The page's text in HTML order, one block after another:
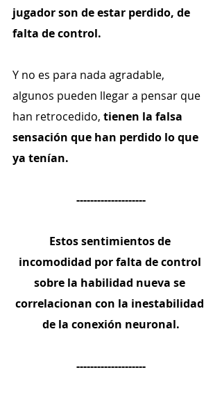
jugador son de estar perdido, de
falta de control.
Y no es para nada agradable,
algunos pueden llegar a pensar que
han retrocedido, tienen la falsa
sensación que han perdido lo que
ya tenían.
--------------------
Estos sentimientos de
incomodidad por falta de control
sobre la habilidad nueva se
correlacionan con la inestabilidad
de la conexión neuronal.
--------------------